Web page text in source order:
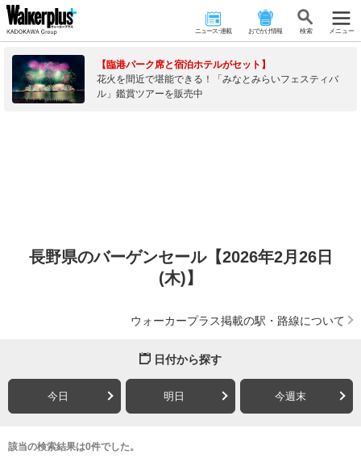
ニュース･連載 おでかけ情報 検 索 メニュー
【臨港パーク席と宿泊ホテルがセット】
花火を間近で堪能できる！「みなとみらいフェスティバ
ル」鑑賞ツアーを販売中
長野県のバーゲンセール【2026年2月26日
(木)】
ウォーカープラス掲載の駅・路線について
日付から探す
今日 明日 今週末
該当の検索結果は0件でした。